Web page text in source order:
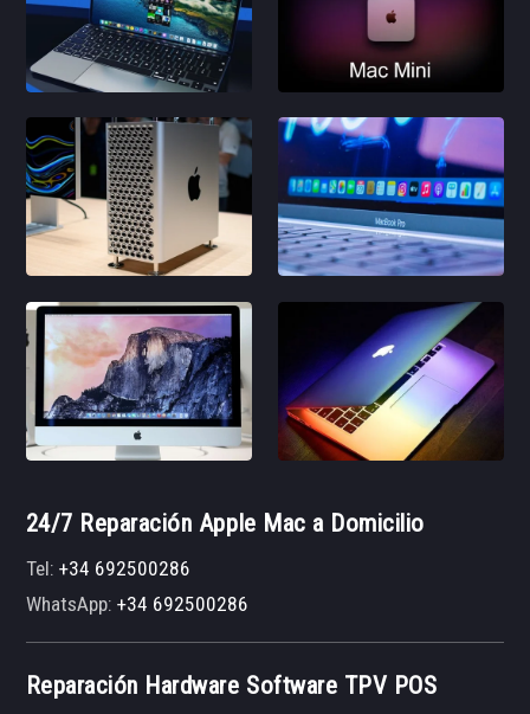
24/7 Reparación Apple Mac a Domicilio
Tel:+34 692500286
WhatsApp:+34 692500286
Reparación Hardware Software TPV POS